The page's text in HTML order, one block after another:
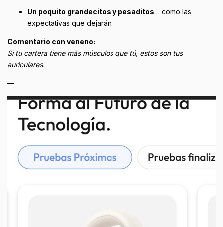
Un poquito grandecitos y pesaditos… como las
expectativas que dejarán.
Comentario con veneno:
Si tu cartera tiene más músculos que tú, estos son tus
auriculares.
—